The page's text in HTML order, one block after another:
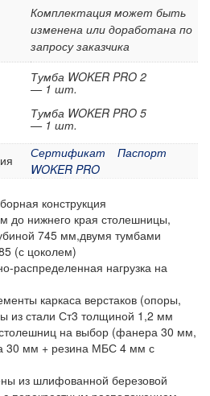
грузов
Комплектация может быть
изменена или доработана по
запросу заказчика
Тумба WOKER PRO 2
— 1 шт.
Тумба WOKER PRO 5
— 1 шт.
Сертификат
Паспорт
WOKER PRO
конструкция
до нижнего края столешницы,
745 мм,двумя тумбами
(с цоколем)
распределенная нагрузка на
каркаса верстаков (опоры,
из стали Ст3 толщиной 1,2 мм
на выбор (фанера 30 мм,
мм + резина МБС 4 мм с
из шлифованной березовой